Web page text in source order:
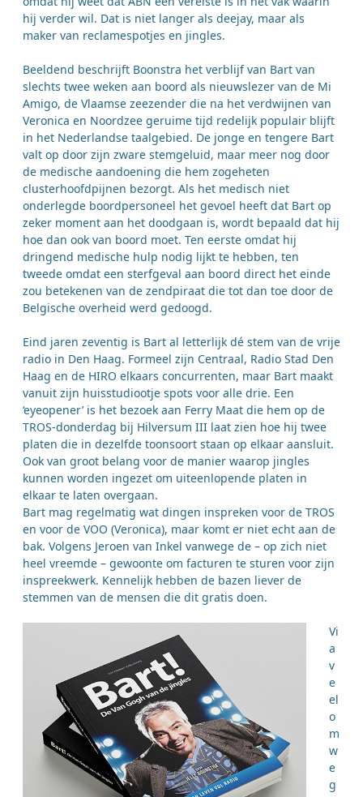
hij verder wil. Dat is niet langer als deejay, maar als
maker van reclamespotjes en jingles.
Beeldend beschrijft Boonstra het verblijf van Bart van
slechts twee weken aan boord als nieuwslezer van de Mi
Amigo, de Vlaamse zeezender die na het verdwijnen van
Veronica en Noordzee geruime tijd redelijk populair blijft
in het Nederlandse taalgebied. De jonge en tengere Bart
valt op door zijn zware stemgeluid, maar meer nog door
de medische aandoening die hem zogeheten
clusterhoofdpijnen bezorgt. Als het medisch niet
onderlegde boordpersoneel het gevoel heeft dat Bart op
zeker moment aan het doodgaan is, wordt bepaald dat hij
hoe dan ook van boord moet. Ten eerste omdat hij
dringend medische hulp nodig lijkt te hebben, ten
tweede omdat een sterfgeval aan boord direct het einde
zou betekenen van de zendpiraat die tot dan toe door de
Belgische overheid werd gedoogd.
Eind jaren zeventig is Bart al letterlijk dé stem van de vrije
radio in Den Haag. Formeel zijn Centraal, Radio Stad Den
Haag en de HIRO elkaars concurrenten, maar Bart maakt
vanuit zijn huisstudiootje spots voor alle drie. Een
‘eyeopener’ is het bezoek aan Ferry Maat die hem op de
TROS-donderdag bij Hilversum III laat zien hoe hij twee
platen die in dezelfde toonsoort staan op elkaar aansluit.
Ook van groot belang voor de manier waarop jingles
kunnen worden ingezet om uiteenlopende platen in
elkaar te laten overgaan.
Bart mag regelmatig wat dingen inspreken voor de TROS
en voor de VOO (Veronica), maar komt er niet echt aan de
bak. Volgens Jeroen van Inkel vanwege de – op zich niet
heel vreemde – gewoonte om facturen te sturen voor zijn
inspreekwerk. Kennelijk hebben de bazen liever de
stemmen van de mensen die dit gratis doen.
Vi
a
v
e
el
o
m
w
e
g